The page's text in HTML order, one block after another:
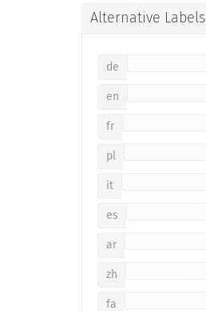
Alternative Labels
de
en
fr
pl
it
es
ar
zh
fa